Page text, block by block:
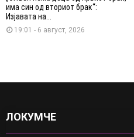
има син од вториот брак“:
Изјавата на...
19:01 - 6 август, 2026
ЛОКУМЧЕ